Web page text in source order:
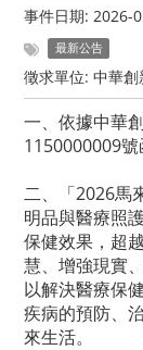
事件日期: 2026-
最新公告
徵求單位: 中華創
一、依據中華
1150000009號
二、「2026馬
明品與醫療照
保健效果，超
慧、增強現實
以解決醫療保
疾病的預防、
來生活。